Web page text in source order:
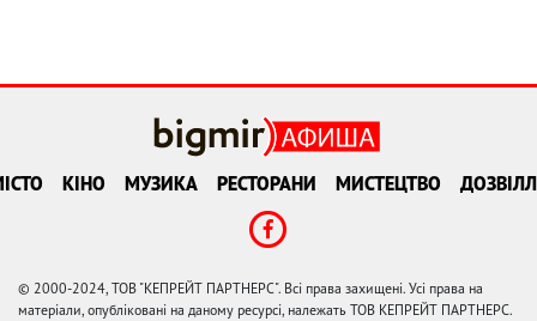
КІНО МУЗИКА РЕСТОРАНИ МИСТЕЦТВО
© 2000-2024, ТОВ "КЕПРЕЙТ ПАРТНЕРС". Всі права захищені. Усі права на
матеріали, опубліковані на даному ресурсі, належать ТОВ КЕПРЕЙТ ПАРТНЕРС.